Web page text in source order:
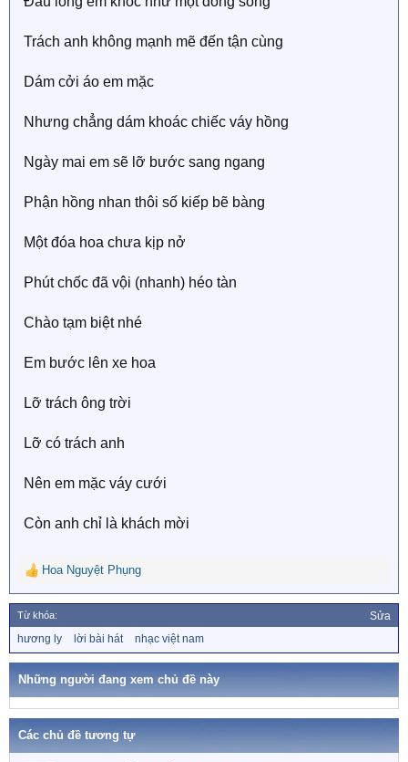
Trách anh không mạnh mẽ đến tận cùng
Dám cởi áo em mặc
Nhưng chẳng dám khoác chiếc váy hồng
Ngày mai em sẽ lỡ bước sang ngang
Phận hồng nhan thôi số kiếp bẽ bàng
Một đóa hoa chưa kịp nở
Phút chốc đã vội (nhanh) héo tàn
Chào tạm biệt nhé
Em bước lên xe hoa
Lỡ trách ông trời
Lỡ có trách anh
Nên em mặc váy cưới
Còn anh chỉ là khách mời
R
e
a
c
t
o
s
Hoa Nguyệt Phụng
Từ khóa: Sửa
ừ
k
hương ly lời bài hát nhạc việt nam
Những người đang xem chủ đề này
Các chủ đề tương tự